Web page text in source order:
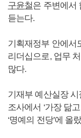
구윤철은 주변에서
듣는다.
기획재정부 안에서
리더십으로, 업무
많다.
기재부 예산실장
조사에서 ‘가장 닮
‘명예의 전당’에 올